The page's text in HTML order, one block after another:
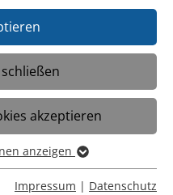
akzeptieren
grundlegende Funktionen
anzeigen
Impressum | Datenschutz